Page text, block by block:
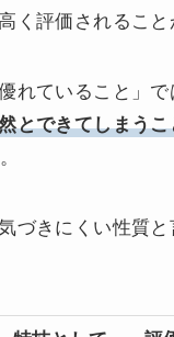
く評価されること
れていること」
とできてしまう
づきにくい性質と